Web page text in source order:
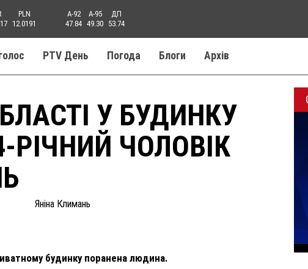
PLN
12.0191
A-92
47.84
A-95
49.30
ДП
53.74
PTV День Погода Блоги Aрхів
У БУДИНКУ
РІЧНИЙ ЧОЛОВІК
Яніна Климань
будинку поранена людина.